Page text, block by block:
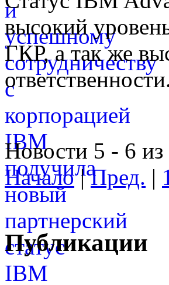
высокий
ГКР, а так же
Новости 5 - 6 из
Начало|Пред. |
Публикации